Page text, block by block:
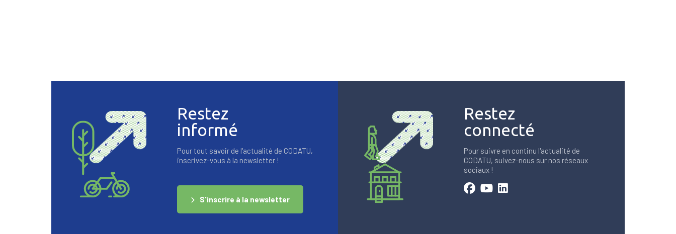
Restez
informé
Pour tout savoir de l'actualité de CODATU,
inscrivez-vous à la newsletter !
S'inscrire à la newsletter
Restez
connecté
Pour suivre en continu l'actualité de
CODATU, suivez-nous sur nos réseaux
sociaux !